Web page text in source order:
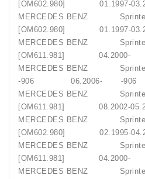
[OM602.980]
MERCEDES BENZ Sprinter
[OM602.980]
MERCEDES BENZ
[OM611.981] 04.2000-
MERCEDES BENZ
-906 06.2006- -906
MERCEDES BENZ Sprinter
[OM611.981]
MERCEDES BENZ
[OM602.980]
MERCEDES BENZ
[OM611.981] 04.2000-
MERCEDES BENZ Sprinter